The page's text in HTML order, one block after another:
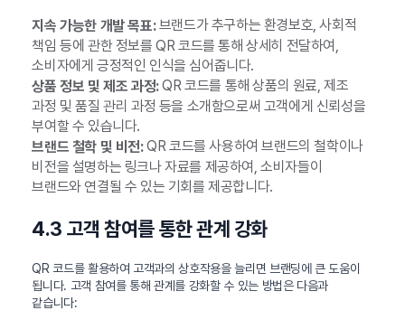
지속 가능한 개발 목표:브랜드가 추구하는 환경보호, 사회적
책임 등에 관한 정보를 QR 코드를 통해 상세히 전달하여,
소비자에게 긍정적인 인식을 심어줍니다.
상품 정보 및 제조 과정:QR 코드를 통해 상품의 원료, 제조
과정 및 품질 관리 과정 등을 소개함으로써 고객에게 신뢰성을
부여할 수 있습니다.
브랜드 철학 및 비전:QR 코드를 사용하여 브랜드의 철학이나
비전을 설명하는 링크나 자료를 제공하여, 소비자들이
브랜드와 연결될 수 있는 기회를 제공합니다.
4.3 고객 참여를 통한 관계 강화
QR 코드를 활용하여 고객과의 상호작용을 늘리면 브랜딩에 큰 도움이
됩니다. 고객 참여를 통해 관계를 강화할 수 있는 방법은 다음과
같습니다: